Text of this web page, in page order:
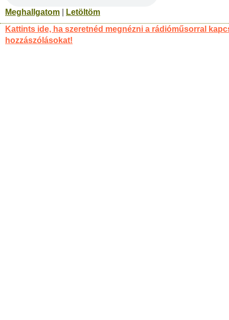
Meghallgatom
Letöltöm
Kattints ide, ha szeretnéd megnézni a rádióműsorral
hozzászólásokat!